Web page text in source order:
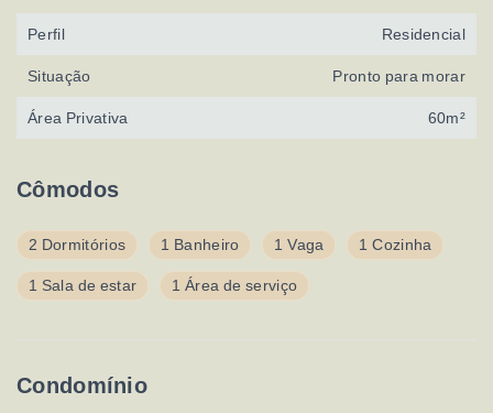
Cômodos
2 Dormitórios 1 Banheiro 1 Vaga 1 Cozinha
1 Sala de estar 1 Área de serviço
Condomínio
Perfil Residencial
Situação Pronto para morar
Área Privativa 60m²